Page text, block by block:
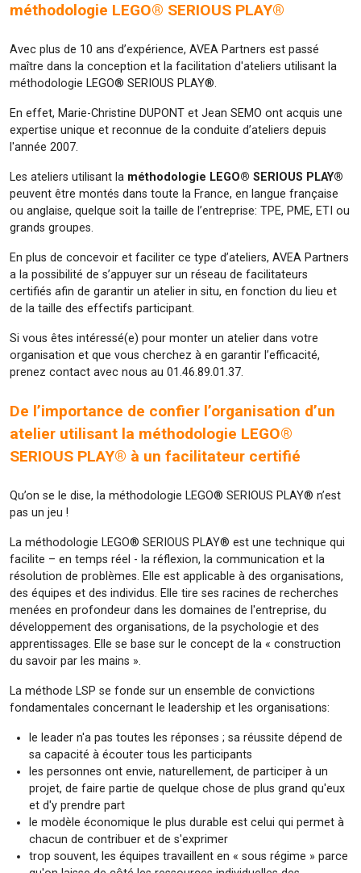
méthodologie LEGO® SERIOUS PLAY®
Avec plus de 10 ans d’expérience, AVEA Partners est passé
maître dans la conception et la facilitation d'ateliers utilisant la
méthodologie LEGO® SERIOUS PLAY®.
En effet, Marie-Christine DUPONT et Jean SEMO ont acquis une
expertise unique et reconnue de la conduite d’ateliers depuis
l'année 2007.
Les ateliers utilisant la méthodologie LEGO® SERIOUS PLAY®
peuvent être montés dans toute la France, en langue française
ou anglaise, quelque soit la taille de l’entreprise: TPE, PME, ETI ou
grands groupes.
En plus de concevoir et faciliter ce type d’ateliers, AVEA Partners
a la possibilité de s’appuyer sur un réseau de facilitateurs
certifiés afin de garantir un atelier in situ, en fonction du lieu et
de la taille des effectifs participant.
Si vous êtes intéressé(e) pour monter un atelier dans votre
organisation et que vous cherchez à en garantir l’efficacité,
prenez contact avec nous au 01.46.89.01.37.
De l’importance de confier l’organisation d’un
atelier utilisant la méthodologie LEGO®
SERIOUS PLAY® à un facilitateur certifié
Qu’on se le dise, la méthodologie LEGO® SERIOUS PLAY® n’est
pas un jeu !
La méthodologie LEGO® SERIOUS PLAY® est une technique qui
facilite – en temps réel - la réflexion, la communication et la
résolution de problèmes. Elle est applicable à des organisations,
des équipes et des individus. Elle tire ses racines de recherches
menées en profondeur dans les domaines de l'entreprise, du
développement des organisations, de la psychologie et des
apprentissages. Elle se base sur le concept de la « construction
du savoir par les mains ».
La méthode LSP se fonde sur un ensemble de convictions
fondamentales concernant le leadership et les organisations:
le leader n'a pas toutes les réponses ; sa réussite dépend de
sa capacité à écouter tous les participants
les personnes ont envie, naturellement, de participer à un
projet, de faire partie de quelque chose de plus grand qu'eux
et d'y prendre part
le modèle économique le plus durable est celui qui permet à
chacun de contribuer et de s'exprimer
trop souvent, les équipes travaillent en « sous régime » parce